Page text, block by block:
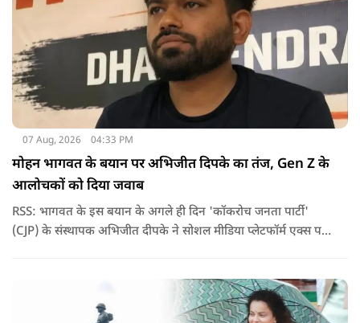
07 Aug, 2026 04:33 PM
मोहन भागवत के बयान पर अभिजीत दिपके का तंज, Gen Z के
आलोचकों को दिया जवाब
RSS: भागवत के इस बयान के अगले ही दिन 'कॉकरोच जनता पार्टी'
(CJP) के संस्थापक अभिजीत दीपके ने सोशल मीडिया प्लेटफॉर्म एक्स पर